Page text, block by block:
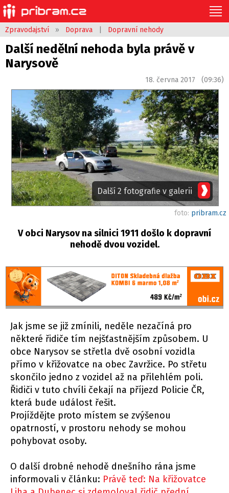
Zpravodajství » Doprava Dopravní nehody
Další nedělní nehoda byla právě v
Narysově
18. června 2017 (09:36)
Další 2 fotografie v galerii
foto: pribram.cz
V obci Narysov na silnici 1911 došlo k dopravní
nehodě dvou vozidel.
Jak jsme se již zmínili, neděle nezačíná pro
některé řidiče tím nejšťastnějším způsobem. U
obce Narysov se střetla dvě osobní vozidla
přímo v křižovatce na obec Zavržice. Po střetu
skončilo jedno z vozidel až na přilehlém poli.
Řidiči v tuto chvíli čekají na příjezd Policie ČR,
která bude událost řešit.
Projíždějte proto místem se zvýšenou
opatrností, v prostoru nehody se mohou
pohybovat osoby.
O další drobné nehodě dnešního rána jsme
informovali v článku: Právě teď: Na křižovatce